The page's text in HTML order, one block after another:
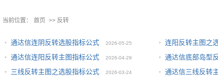
当前位置： 首页 >> 反转
通达信连阴反转选股指标公式 2026-05-25
连阳反转主图之
通达信连阳反转主图指标公式
2026-04-29
通达信底部岛型
三线反转主图之选股指标公式
2026-03-24
通达信三线反转